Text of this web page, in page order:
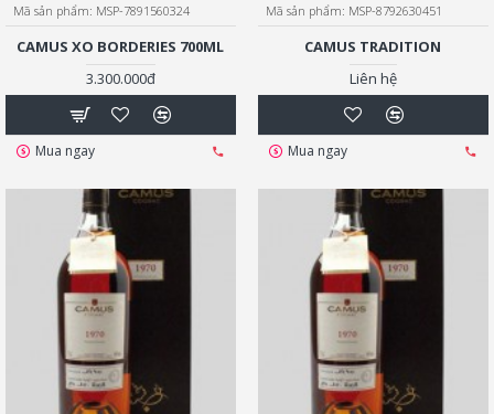
Mã sản phẩm: MSP-7891560324
CAMUS XO BORDERIES 700ML
3.300.000đ
Mua ngay
Mã sản phẩm: MSP-8792630451
CAMUS TRADITION
Liên hệ
Mua ngay